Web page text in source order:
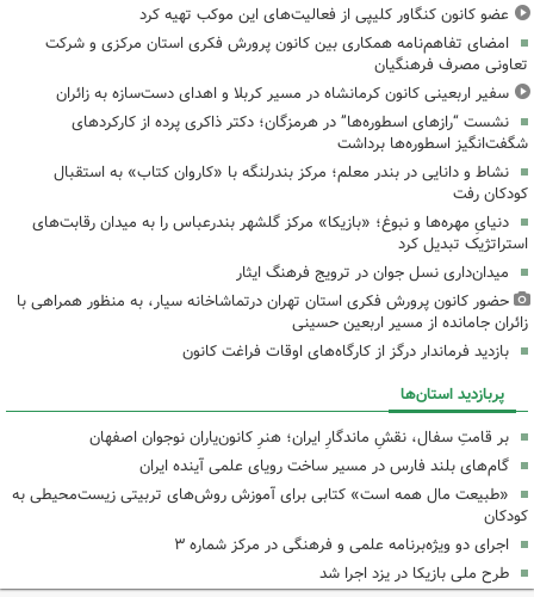
عضو کانون کنگاور کلیپی از فعالیت‌های این موکب تهیه کرد
امضای تفاهم‌نامه همکاری بین کانون پرورش فکری استان مرکزی و شرکت
تعاونی مصرف فرهنگیان
سفیر اربعینی کانون کرمانشاه در مسیر کربلا و اهدای دست‌سازه به زائران
نشست “رازهای اسطوره‌ها” در هرمزگان؛ دکتر ذاکری پرده از کارکردهای
شگفت‌انگیز اسطوره‌ها برداشت
نشاط و دانایی در بندر معلم؛ مرکز بندرلنگه با «کاروان کتاب» به استقبال
کودکان رفت
دنیایِ مهره‌ها و نبوغ؛ «بازیکا» مرکز گلشهر بندرعباس را به میدان رقابت‌های
استراتژیک تبدیل کرد
میدان‌داری نسل جوان در ترویج فرهنگ ایثار
حضور کانون پرورش فکری استان تهران درتماشاخانه سیار، به منظور همراهی با
زائران جامانده از مسیر اربعین حسینی
بازدید فرماندار درگز از کارگاه‌های اوقات فراغت کانون
پربازدید استان‌ها
بر قامتِ سفال، نقشِ ماندگارِ ایران؛ هنرِ کانون‌یاران نوجوان اصفهان
گام‌های بلند فارس در مسیر ساخت رویای علمی آینده ایران
«طبیعت مال همه است» کتابی برای آموزش روش‌های تربیتی زیست‌محیطی به
کودکان
اجرای دو ویژه‌برنامه علمی و فرهنگی در مرکز شماره ۳
طرح ملی بازیکا در یزد اجرا شد